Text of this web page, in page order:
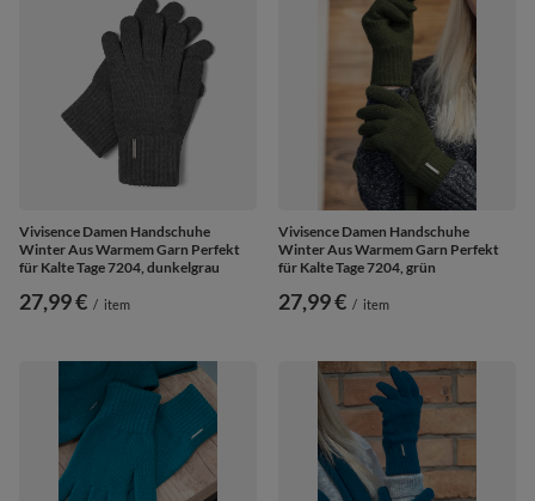
Vivisence Damen Handschuhe
Winter Aus Warmem Garn Perfekt
für Kalte Tage 7204, dunkelgrau
27,99 € / item
Vivisence Damen Handschuhe
Winter Aus Warmem Garn Perfekt
für Kalte Tage 7204, grün
27,99 € / item